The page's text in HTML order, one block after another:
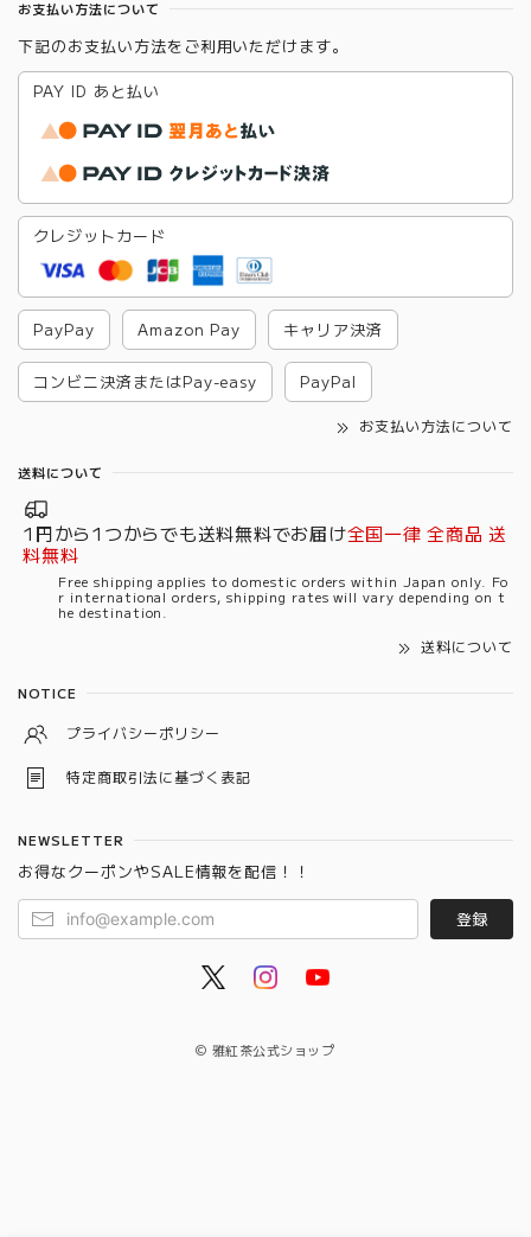
お支払い方法について
下記のお支払い方法をご利用いただけます。
PAY ID あと払い
クレジットカード
PayPay Amazon Pay キャリア決済
コンビニ決済またはPay-easy PayPal
お支払い方法について
送料について
1円から1つからでも送料無料でお届け全国一律 全商品 送
料無料
Free shipping applies to domestic orders within Japan only. Fo
r international orders, shipping rates will vary depending on t
he destination.
送料について
NOTICE
プライバシーポリシー
特定商取引法に基づく表記
NEWSLETTER
お得なクーポンやSALE情報を配信！！
登録
© 雅紅茶公式ショップ